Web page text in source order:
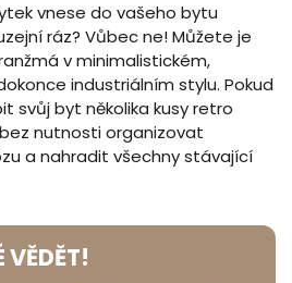
vnese do vašeho bytu
ráz? Vůbec ne! Můžete je
v minimalistickém,
industriálním stylu. Pokud
svůj byt několika kusy retro
nutnosti organizovat
a nahradit všechny stávající
VĚDĚT!